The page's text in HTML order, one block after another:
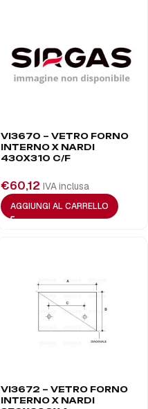
VI3670 – VETRO FORNO
INTERNO X NARDI
430X310 C/F
€60,12 IVA inclusa
AGGIUNGI AL CARRELLO
VI3672 – VETRO FORNO
INTERNO X NARDI